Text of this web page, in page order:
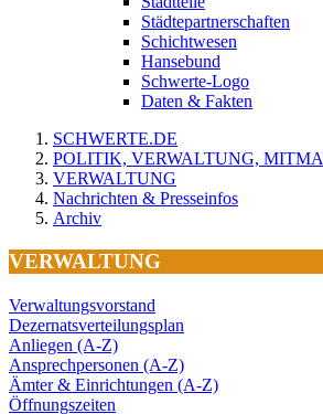
Städtepartnerschaften
Schichtwesen
Hansebund
Schwerte-Logo
Daten & Fakten
SCHWERTE.DE
POLITIK, VERWALTUNG,
VERWALTUNG
Nachrichten & Presseinfos
Archiv
VERWALTUNG
Verwaltungsvorstand
Dezernatsverteilungsplan
Anliegen (A-Z)
Ansprechpersonen (A-Z)
Ämter & Einrichtungen (A-Z)
Öffnungszeiten